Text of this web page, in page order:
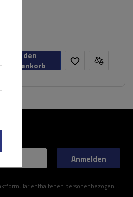
In den
Warenkorb
der Verordnung (EU) des Europäischen Parlaments und des Rates zu.
Anmelden